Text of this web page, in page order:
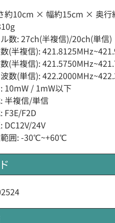
約10cm × 幅約15cm × 奥行
数: 27ch(半複信)/20ch(単信)
数(半複信):
数(半複信):
波数(単信):
10mW / 1mW以下
半複信/単信
F3E/F2D
DC12V/24V
範囲: -30℃~+60℃